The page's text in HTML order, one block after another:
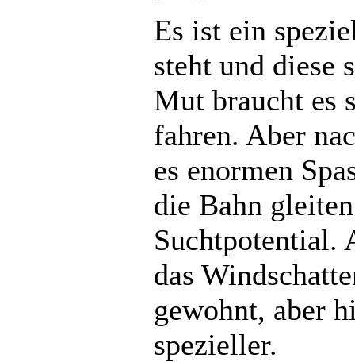
Es ist ein
steht und diese
Mut braucht es
fahren. Aber
es enormen
die Bahn
Suchtpotential.
das
gewohnt, aber
spezieller.